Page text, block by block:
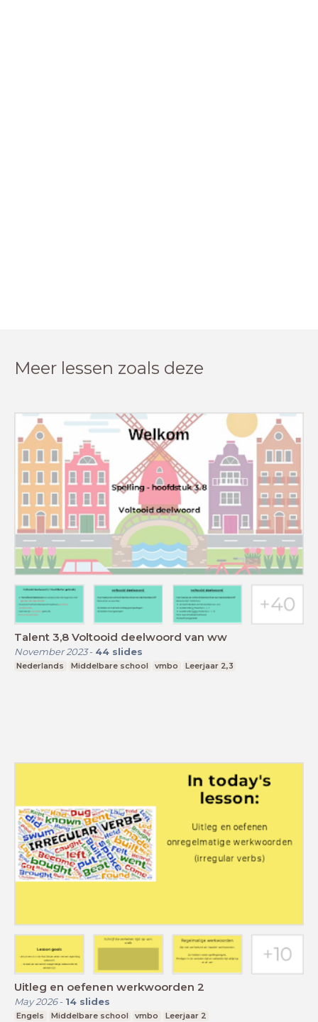
Meer lessen zoals deze
Talent 3,8 Voltooid deelwoord van ww
November 2023- 44 slides
Nederlands Middelbare school vmbo Leerjaar 2,3
Uitleg en oefenen werkwoorden 2
May 2026- 14 slides
Engels Middelbare school vmbo Leerjaar 2